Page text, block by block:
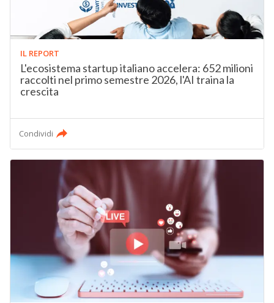
IL REPORT
L'ecosistema startup italiano accelera: 652 milioni
raccolti nel primo semestre 2026, l'AI traina la
crescita
Condividi